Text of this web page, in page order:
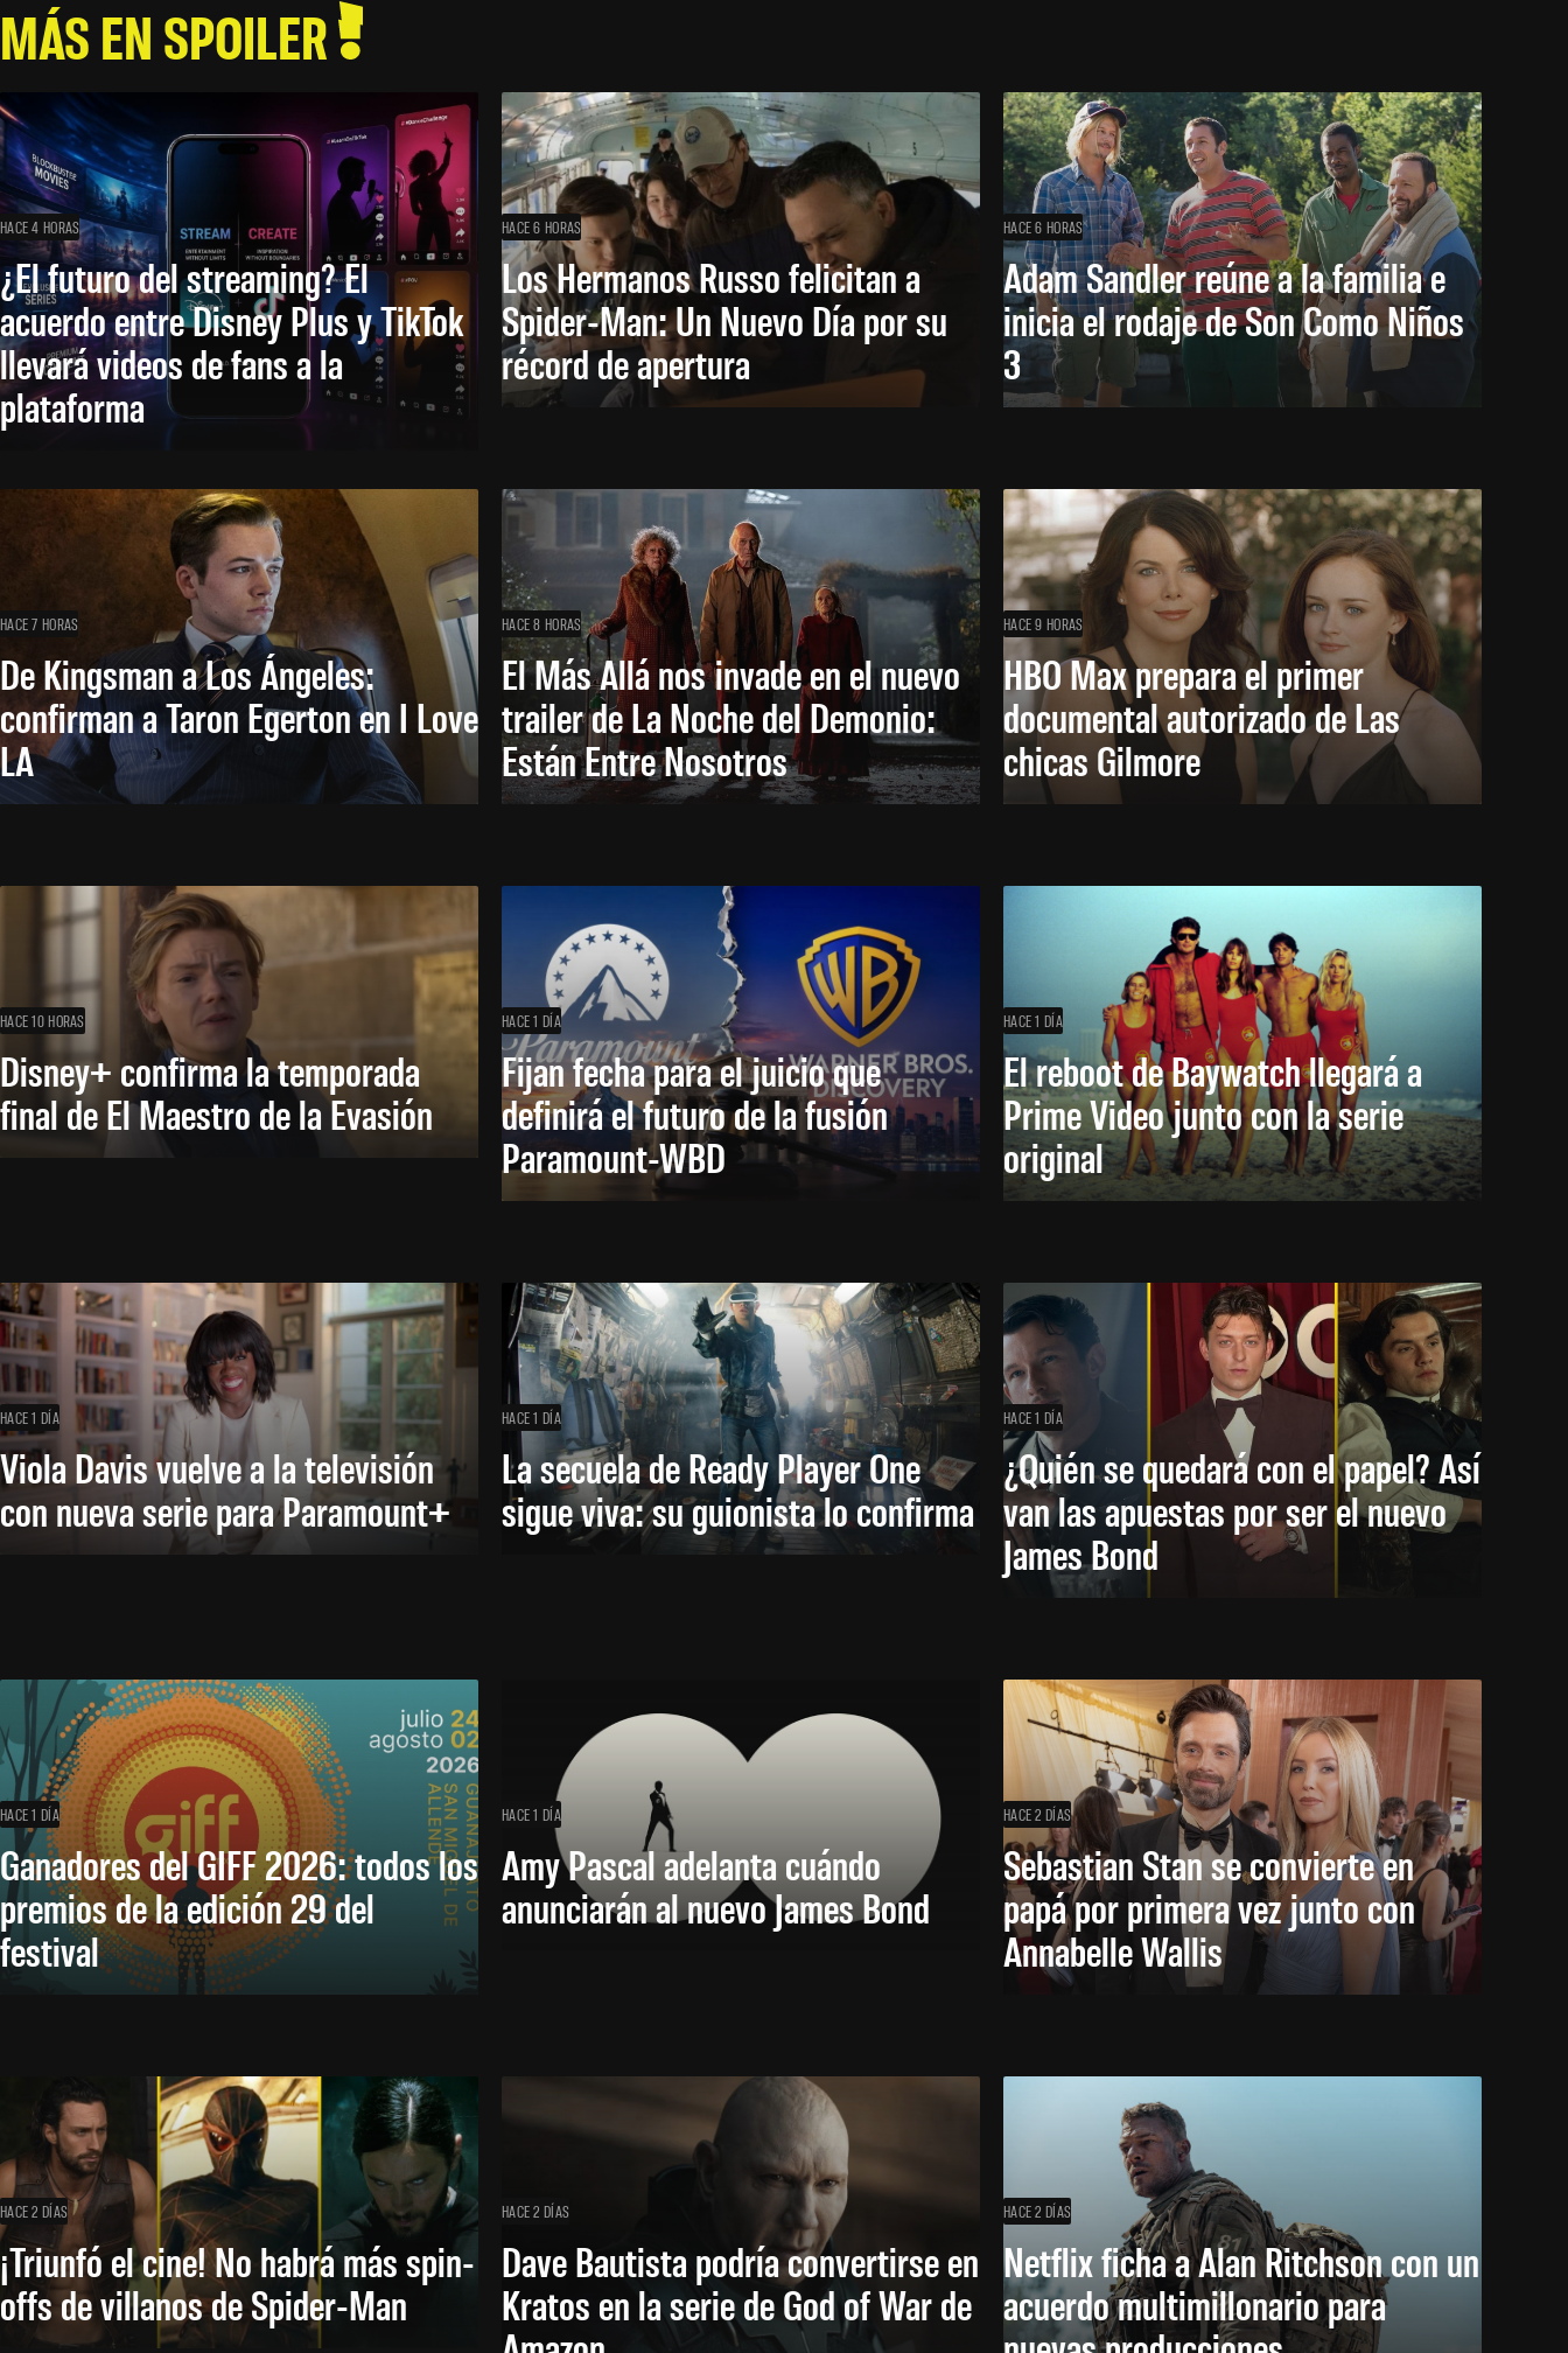
MÁS EN SPOILER
HACE 4 HORAS
¿El futuro del streaming? El
acuerdo entre Disney Plus y TikTok
llevará videos de fans a la
plataforma
HACE 6 HORAS
Los Hermanos Russo felicitan a
Spider-Man: Un Nuevo Día por su
récord de apertura
HACE 6 HORAS
Adam Sandler reúne a la familia e
inicia el rodaje de Son Como Niños
3
HACE 7 HORAS
De Kingsman a Los Ángeles:
confirman a Taron Egerton en I Love
LA
HACE 8 HORAS
El Más Allá nos invade en el nuevo
trailer de La Noche del Demonio:
Están Entre Nosotros
HACE 9 HORAS
HBO Max prepara el primer
documental autorizado de Las
chicas Gilmore
HACE 10 HORAS
Disney+ confirma la temporada
final de El Maestro de la Evasión
HACE 1 DÍA
Fijan fecha para el juicio que
definirá el futuro de la fusión
Paramount-WBD
HACE 1 DÍA
El reboot de Baywatch llegará a
Prime Video junto con la serie
original
HACE 1 DÍA
Viola Davis vuelve a la televisión
con nueva serie para Paramount+
HACE 1 DÍA
La secuela de Ready Player One
sigue viva: su guionista lo confirma
HACE 1 DÍA
¿Quién se quedará con el papel? Así
van las apuestas por ser el nuevo
James Bond
HACE 1 DÍA
Ganadores del GIFF 2026: todos los
premios de la edición 29 del
festival
HACE 1 DÍA
Amy Pascal adelanta cuándo
anunciarán al nuevo James Bond
HACE 2 DÍAS
Sebastian Stan se convierte en
papá por primera vez junto con
Annabelle Wallis
HACE 2 DÍAS
¡Triunfó el cine! No habrá más spin-
offs de villanos de Spider-Man
HACE 2 DÍAS
Dave Bautista podría convertirse en
Kratos en la serie de God of War de
HACE 2 DÍAS
Netflix ficha a Alan Ritchson con un
acuerdo multimillonario para